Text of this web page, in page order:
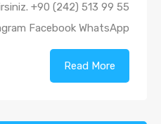
+90 (242) 513 99 55
Facebook WhatsApp
Read More